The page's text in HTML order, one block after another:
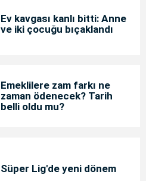
Ev kavgası kanlı bitti: Anne
ve iki çocuğu bıçaklandı
Emeklilere zam farkı ne
zaman ödenecek? Tarih
belli oldu mu?
Süper Lig'de yeni dönem